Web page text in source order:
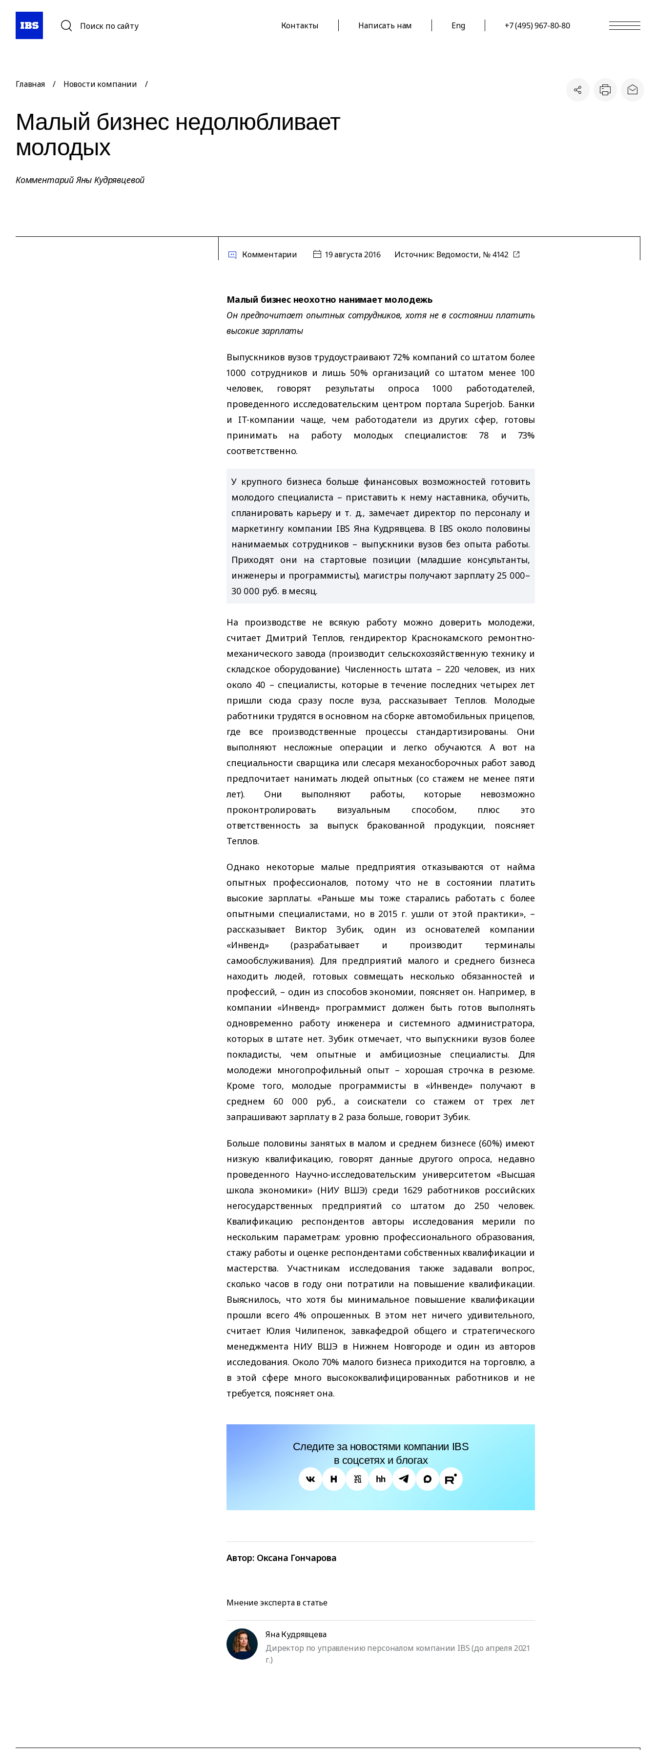
Поиск по сайту Контакты Написать нам Eng +7 (495) 967-80-80
Главная / Новости компании /
Малый бизнес недолюбливает
молодых
Комментарий Яны Кудрявцевой
Комментарии 19 августа 2016 Источник: Ведомости, № 4142
Малый бизнес неохотно нанимает молодежь
Он предпочитает опытных сотрудников, хотя не в состоянии платить
высокие зарплаты
Выпускников вузов трудоустраивают 72% компаний со штатом более
1000 сотрудников и лишь 50% организаций со штатом менее 100
человек, говорят результаты опроса 1000 работодателей,
проведенного исследовательским центром портала Superjob. Банки
и IT-компании чаще, чем работодатели из других сфер, готовы
принимать на работу молодых специалистов: 78 и 73%
соответственно.
У крупного бизнеса больше финансовых возможностей готовить
молодого специалиста – приставить к нему наставника, обучить,
спланировать карьеру и т. д., замечает директор по персоналу и
маркетингу компании IBS Яна Кудрявцева. В IBS около половины
нанимаемых сотрудников – выпускники вузов без опыта работы.
Приходят они на стартовые позиции (младшие консультанты,
инженеры и программисты), магистры получают зарплату 25 000–
30 000 руб. в месяц.
На производстве не всякую работу можно доверить молодежи,
считает Дмитрий Теплов, гендиректор Краснокамского ремонтно-
механического завода (производит сельскохозяйственную технику и
складское оборудование). Численность штата – 220 человек, из них
около 40 – специалисты, которые в течение последних четырех лет
пришли сюда сразу после вуза, рассказывает Теплов. Молодые
работники трудятся в основном на сборке автомобильных прицепов,
где все производственные процессы стандартизированы. Они
выполняют несложные операции и легко обучаются. А вот на
специальности сварщика или слесаря механосборочных работ завод
предпочитает нанимать людей опытных (со стажем не менее пяти
лет). Они выполняют работы, которые невозможно
проконтролировать визуальным способом, плюс это
ответственность за выпуск бракованной продукции, поясняет
Теплов.
Однако некоторые малые предприятия отказываются от найма
опытных профессионалов, потому что не в состоянии платить
высокие зарплаты. «Раньше мы тоже старались работать с более
опытными специалистами, но в 2015 г. ушли от этой практики», –
рассказывает Виктор Зубик, один из основателей компании
«Инвенд» (разрабатывает и производит терминалы
самообслуживания). Для предприятий малого и среднего бизнеса
находить людей, готовых совмещать несколько обязанностей и
профессий, – один из способов экономии, поясняет он. Например, в
компании «Инвенд» программист должен быть готов выполнять
одновременно работу инженера и системного администратора,
которых в штате нет. Зубик отмечает, что выпускники вузов более
покладисты, чем опытные и амбициозные специалисты. Для
молодежи многопрофильный опыт – хорошая строчка в резюме.
Кроме того, молодые программисты в «Инвенде» получают в
среднем 60 000 руб., а соискатели со стажем от трех лет
запрашивают зарплату в 2 раза больше, говорит Зубик.
Больше половины занятых в малом и среднем бизнесе (60%) имеют
низкую квалификацию, говорят данные другого опроса, недавно
проведенного Научно-исследовательским университетом «Высшая
школа экономики» (НИУ ВШЭ) среди 1629 работников российских
негосударственных предприятий со штатом до 250 человек.
Квалификацию респондентов авторы исследования мерили по
нескольким параметрам: уровню профессионального образования,
стажу работы и оценке респондентами собственных квалификации и
мастерства. Участникам исследования также задавали вопрос,
сколько часов в году они потратили на повышение квалификации.
Выяснилось, что хотя бы минимальное повышение квалификации
прошли всего 4% опрошенных. В этом нет ничего удивительного,
считает Юлия Чилипенок, завкафедрой общего и стратегического
менеджмента НИУ ВШЭ в Нижнем Новгороде и один из авторов
исследования. Около 70% малого бизнеса приходится на торговлю, а
в этой сфере много высококвалифицированных работников и не
требуется, поясняет она.
Следите за новостями компании IBS
в соцсетях и блогах
Автор: Оксана Гончарова
Мнение эксперта в статье
Яна Кудрявцева
Директор по управлению персоналом компании IBS (до апреля 2021
г.)